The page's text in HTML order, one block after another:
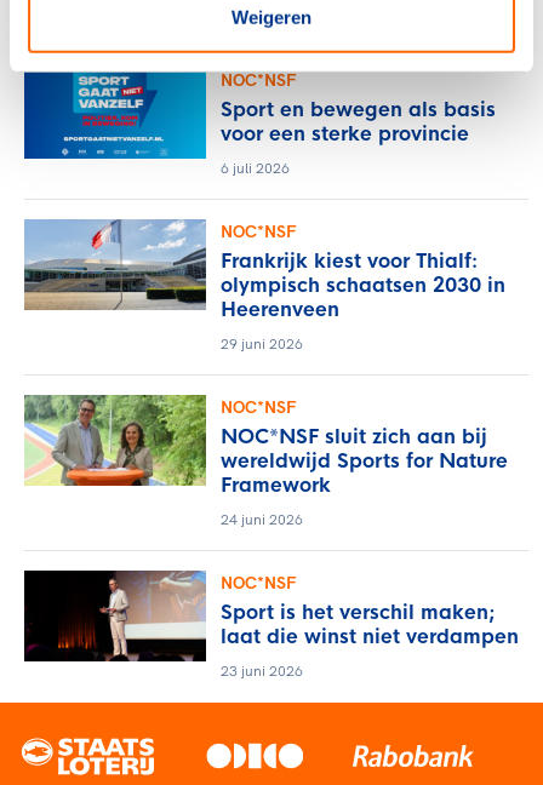
Weigeren
15 juli 2026
NOC*NSF
Sport en bewegen als basis
voor een sterke provincie
6 juli 2026
NOC*NSF
Frankrijk kiest voor Thialf:
olympisch schaatsen 2030 in
Heerenveen
29 juni 2026
NOC*NSF
NOC*NSF sluit zich aan bij
wereldwijd Sports for Nature
Framework
24 juni 2026
NOC*NSF
Sport is het verschil maken;
laat die winst niet verdampen
23 juni 2026